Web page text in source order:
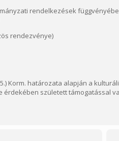
rendelkezések
rendezvénye)
5.) Korm. határozata alapján a
érdekében született támogatással